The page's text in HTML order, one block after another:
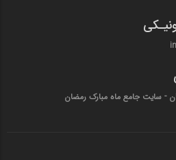
- سایت جامع ماه مبارک رمضان